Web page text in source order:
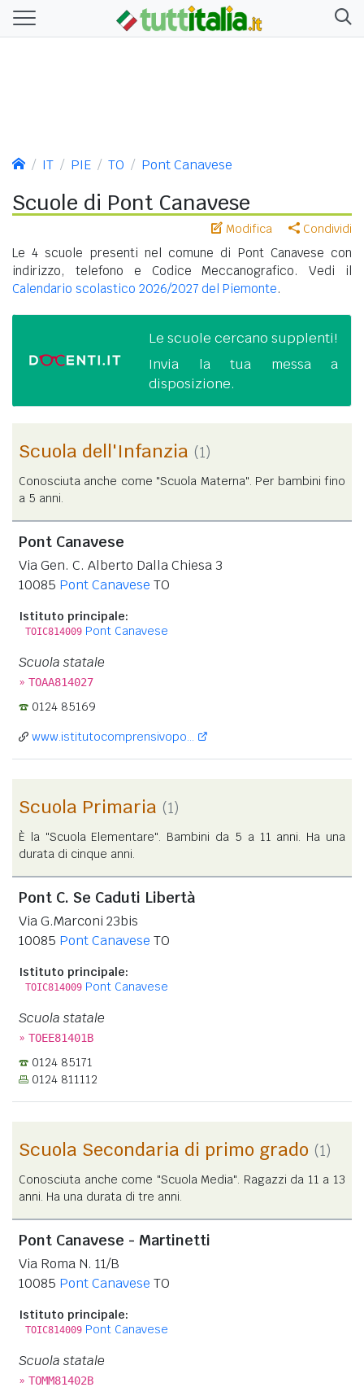
IT PIE TO Pont Canavese
Scuole di Pont Canavese
Modifica Condividi
Le 4 scuole presenti nel comune di Pont Canavese con
indirizzo, telefono e Codice Meccanografico. Vedi il
Calendario scolastico 2026/2027 del Piemonte.
Le scuole cercano supplenti!
Invia la tua messa a
disposizione.
Scuola dell'Infanzia (1)
Conosciuta anche come "Scuola Materna". Per bambini fino
a 5 anni.
Pont Canavese
Via Gen. C. Alberto Dalla Chiesa 3
10085 Pont Canavese TO
Istituto principale:
TOIC814009 Pont Canavese
Scuola statale
» TOAA814027
0124 85169
www.istitutocomprensivopo...
Scuola Primaria (1)
È la "Scuola Elementare". Bambini da 5 a 11 anni. Ha una
durata di cinque anni.
Pont C. Se Caduti Libertà
Via G.Marconi 23bis
10085 Pont Canavese TO
Istituto principale:
TOIC814009 Pont Canavese
Scuola statale
» TOEE81401B
0124 85171
0124 811112
Scuola Secondaria di primo grado (1)
Conosciuta anche come "Scuola Media". Ragazzi da 11 a 13
anni. Ha una durata di tre anni.
Pont Canavese - Martinetti
Via Roma N. 11/B
10085 Pont Canavese TO
Istituto principale:
TOIC814009 Pont Canavese
Scuola statale
» TOMM81402B